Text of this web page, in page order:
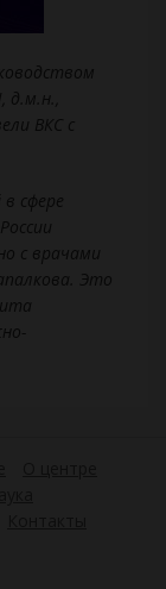
ВКС с
сфере
с врачами
Это